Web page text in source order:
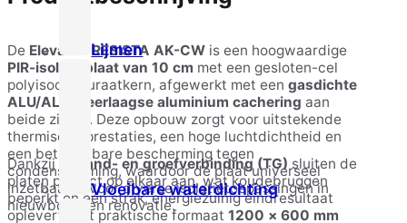
Lijmen
Vloeibare waterdichting
De Elevate™ RESISTA AK-CW is een hoogwaardige
PIR-isolatieplaat van 10 cm met een gesloten-cel
polyisocyanuraatkern, afgewerkt met een gasdichte
ALU/ALU meerlaagse aluminium cachering aan
beide zijden. Deze opbouw zorgt voor uitstekende
thermische prestaties, een hoge luchtdichtheid en
een betrouwbare bescherming tegen
condensvorming, waardoor de plaat universeel
inzetbaar is voor diverse isolatietoepassingen in
nieuwbouw en renovatie.
Dankzij de tand- en groefverbinding (TG)sluiten de
platen perfect op elkaar aan, wat koudebruggen
beperkt en een strak, energiezuinig eindresultaat
oplevert. Het praktische formaat 1200 × 600 mm